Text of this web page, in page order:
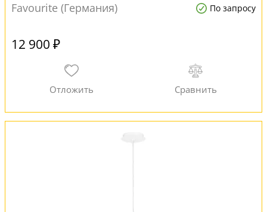
Favourite (Германия)
По запросу
12 900 ₽